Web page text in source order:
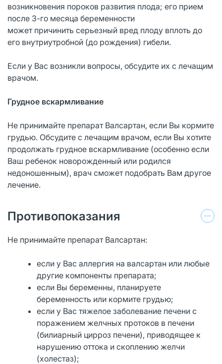
возникновения пороков развития плода; его прием
после 3-го месяца беременности
может причинить серьезный вред плоду вплоть до
его внутриутробной (до рождения) гибели.
Если у Вас возникли вопросы, обсудите их с лечащим
врачом.
Грудное вскармливание
Не принимайте препарат Валсартан, если Вы кормите
грудью. Обсудите с лечащим врачом, если Вы хотите
продолжать грудное вскармливание (особенно если
Ваш ребенок новорожденный или родился
недоношенным), врач сможет подобрать Вам другое
лечение.
Противопоказания
Не принимайте препарат Валсартан:
если у Вас аллергия на валсартан или любые
другие компоненты препарата;
если Вы беременны, планируете
беременность или кормите грудью;
если у Вас тяжелое заболевание печени с
поражением желчных протоков в печени
(билиарный цирроз печени), приводящее к
нарушению оттока и скоплению желчи
(холестаз);